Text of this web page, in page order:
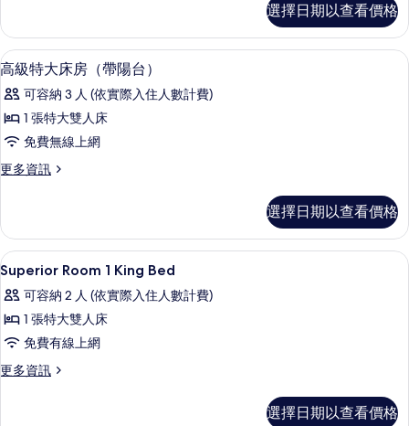
房
的
所
有
相
片
特
大
床
的
詳
選擇日期以查看價格
顯
示
高
級
特
大
房
（帶
陽
台）
的
所
有
迷你吧、客房內保險箱、書桌、筆電
9
高級特大床房（帶陽台）
可容納 3 人 (依實際入住人數計費)
1 張特大雙人床
免費無線上網
更多資訊
更
特
大
床
（帶
陽
的
詳
情
選擇日期以查看價格
顯
示
Superior
Room
1
King
迷你吧、客房內保險箱、書桌、筆電
40
Superior Room 1 King Bed
可容納 2 人 (依實際入住人數計費)
1 張特大雙人床
免費有線上網
更多資訊
更
選擇日期以查看價格